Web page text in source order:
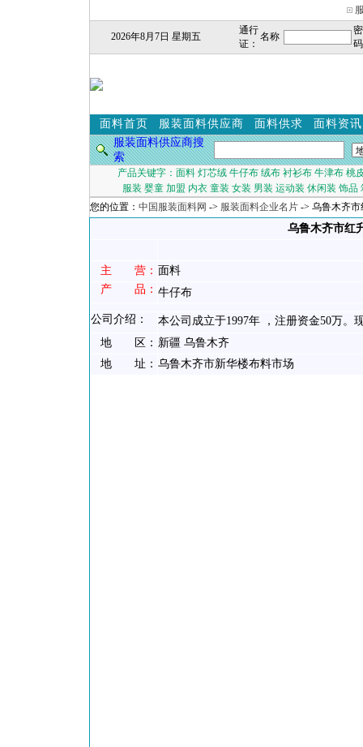
2026年8月7日 星期五
通行
证：
名称
密
码
面料首页 服装面料供应商 面料供求
面料资讯
服装面料供应商搜
索
产品关键字： 面料 灯芯绒 牛仔布 绒布 衬衫布 牛津布 桃
服装 婴童 加盟 内衣 童装 女装 男装 运动装 休闲装 饰品
您的位置： 中国服装面料网 -> 服装面料企业名片 -> 乌鲁木齐
乌鲁木齐市红
主 营： 面料
产 品： 牛仔布
公司介绍：
本公司成立于1997年 ，注册资金50万。
地 区： 新疆 乌鲁木齐
地 址： 乌鲁木齐市新华楼布料市场